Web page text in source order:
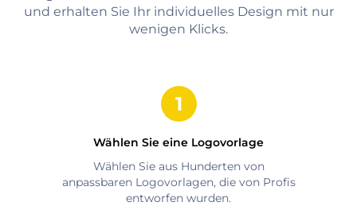
und erhalten Sie Ihr individuelles Design mit nur
wenigen Klicks.
Wählen Sie eine Logovorlage
Wählen Sie aus Hunderten von
anpassbaren Logovorlagen, die von Profis
entworfen wurden.